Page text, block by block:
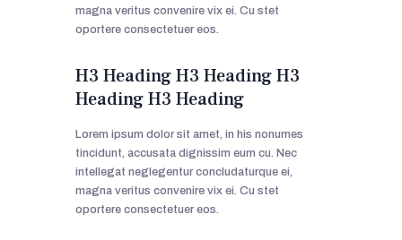
magna veritus convenire vix ei. Cu stet
oportere consectetuer eos.
H3 Heading H3 Heading H3
Heading H3 Heading
Lorem ipsum dolor sit amet, in his nonumes
tincidunt, accusata dignissim eum cu. Nec
intellegat neglegentur concludaturque ei,
magna veritus convenire vix ei. Cu stet
oportere consectetuer eos.